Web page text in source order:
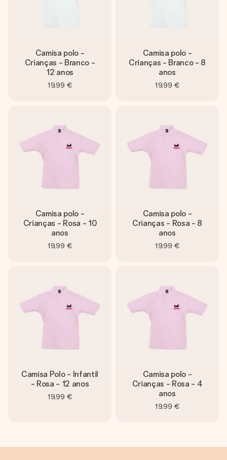
Camisa polo -
Crianças - Branco -
12 anos
19,99 €
Camisa polo -
Crianças - Branco - 8
anos
19,99 €
Camisa polo -
Crianças - Rosa - 10
anos
19,99 €
Camisa polo -
Crianças - Rosa - 8
anos
19,99 €
Camisa Polo - Infantil
- Rosa - 12 anos
19,99 €
Camisa polo -
Crianças - Rosa - 4
anos
19,99 €